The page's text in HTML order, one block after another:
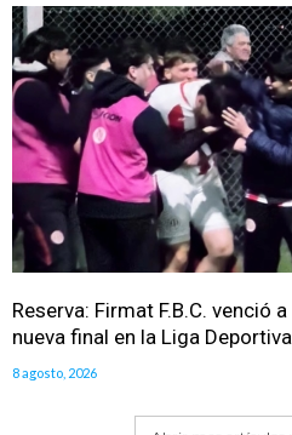
Reserva: Firmat F.B.C. venció
nueva final en la Liga
8 agosto, 2026